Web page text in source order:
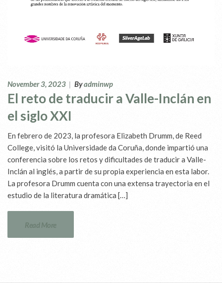
November 3, 2023 | Byadminwp
El reto de traducir a Valle-Inclán en
el siglo XXI
En febrero de 2023, la profesora Elizabeth Drumm, de Reed
College, visitó la Universidade da Coruña, donde impartió una
conferencia sobre los retos y dificultades de traducir a Valle-
Inclán al inglés, a partir de su propia experiencia en esta labor.
La profesora Drumm cuenta con una extensa trayectoria en el
estudio de la literatura dramática […]
Read More